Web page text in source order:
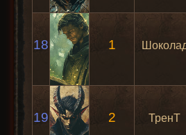
18 1
19 2 ТренТ